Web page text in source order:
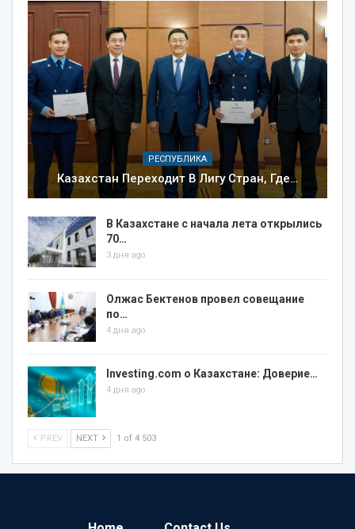
РЕСПУБЛИКА
Казахстан Переходит В Лигу Стран, Где…
В Казахстане с начала лета открылись
70…
3 дня ago
Олжас Бектенов провел совещание
по…
4 дня ago
Investing.com о Казахстане: Доверие…
4 дня ago
PREV NEXT 1 of 4 503